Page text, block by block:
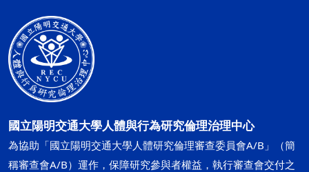
國立陽明交通大學人體與行為研究倫理治理中心
為協助「國立陽明交通大學人體研究倫理審查委員會A/B」（簡
稱審查會A/B）運作，保障研究參與者權益，執行審查會交付之